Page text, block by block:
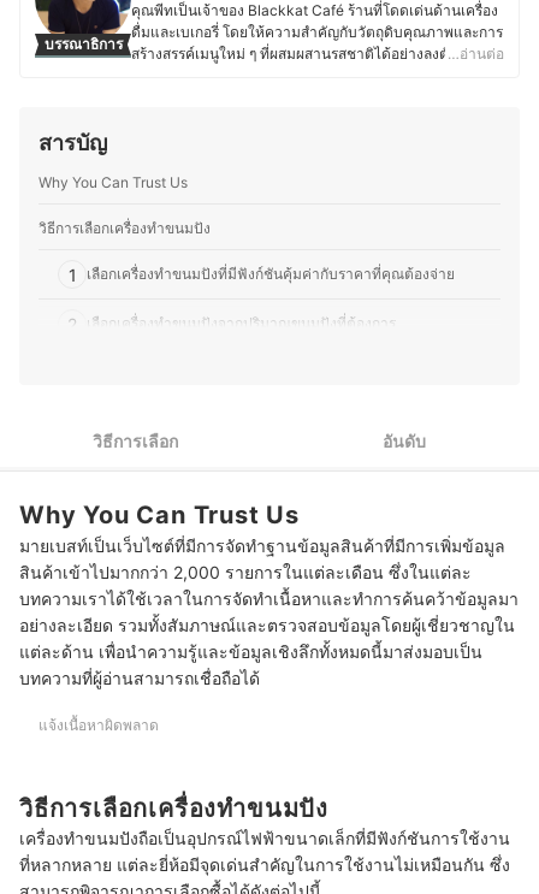
บรรณาธิการ
คุณพีทเป็นเจ้าของ Blackkat Café ร้านที่โดดเด่นด้านเครื่อง
ดื่มและเบเกอรี่ โดยให้ความสำคัญกับวัตถุดิบคุณภาพและการ
สร้างสรรค์เมนูใหม่ ๆ ที่ผสมผสานรสชาติได้อย่างลงตัว ด้วย
ที่น่าประทับใจให้ลูกค้า ตั้งแต่การพัฒนาเมนูตามฤดูกาล กา
ลงตัว โดยนอกจากบริหารร้าน คุณพีทยังติดตามเทรนด์อาหาร
อาหาร เบเกอรี่ และการพัฒนาเมนูต่าง ๆ เพื่อให้ผู้ที่สนใจ
ประวัติของ ธนกร พรวรรณพงศา (พีท)
…อ่านต่อ
สารบัญ
Why You Can Trust Us
วิธีการเลือกเครื่องทำขนมปัง
1 เลือกเครื่องทำขนมปังที่มีฟังก์ชันคุ้มค่ากับราคาที่คุณต้องจ่าย
2 เลือกเครื่องทำขนมปังจากปริมาณขนมปังที่ต้องการ
เคล็ดลับการทำขนมปังแสนอร่อยจากเครื่องทำขนมปัง
วิธีการเลือก อันดับ
Why You Can Trust Us
มายเบสท์เป็นเว็บไซต์ที่มีการจัดทำฐานข้อมูลสินค้าที่มีการเพิ่มข้อมูล
สินค้าเข้าไปมากกว่า 2,000 รายการในแต่ละเดือน ซึ่งในแต่ละ
บทความเราได้ใช้เวลาในการจัดทำเนื้อหาและทำการค้นคว้าข้อมูลมา
อย่างละเอียด รวมทั้งสัมภาษณ์และตรวจสอบข้อมูลโดยผู้เชี่ยวชาญใน
แต่ละด้าน เพื่อนำความรู้และข้อมูลเชิงลึกทั้งหมดนี้มาส่งมอบเป็น
บทความที่ผู้อ่านสามารถเชื่อถือได้
แจ้งเนื้อหาผิดพลาด
วิธีการเลือกเครื่องทำขนมปัง
เครื่องทำขนมปังถือเป็นอุปกรณ์ไฟฟ้าขนาดเล็กที่มีฟังก์ชันการใช้งาน
ที่หลากหลาย แต่ละยี่ห้อมีจุดเด่นสำคัญในการใช้งานไม่เหมือนกัน ซึ่ง